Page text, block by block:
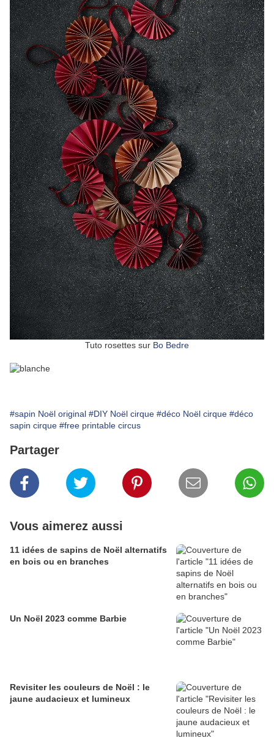
Tuto rosettes sur Bo Bedre
#sapin Noël original #DIY Noël cirque #déco Noël cirque #déco
sapin cirque #free printable circus
Partager
Vous aimerez aussi
11 idées de sapins de Noël alternatifs
en bois ou en branches
Un Noël 2023 comme Barbie
Revisiter les couleurs de Noël : le
jaune audacieux et lumineux